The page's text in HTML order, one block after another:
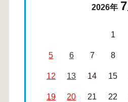
2026年 7
1
5 6 7 8
12 13 14 15
19 20 21 22